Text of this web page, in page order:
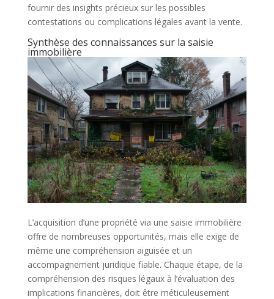
fournir des insights précieux sur les possibles
contestations ou complications légales avant la vente.
Synthèse des connaissances sur la saisie
immobilière
L’acquisition d’une propriété via une saisie immobilière
offre de nombreuses opportunités, mais elle exige de
même une compréhension aiguisée et un
accompagnement juridique fiable. Chaque étape, de la
compréhension des risques légaux à l’évaluation des
implications financières, doit être méticuleusement